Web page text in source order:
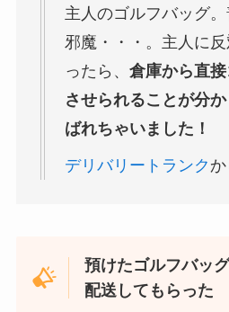
主人のゴルフバッグ
邪魔・・・。主人に
ったら、 倉庫から直
させられることが分
ばれちゃいました！
デリバリートランク
預けたゴルフバッ
配送してもらった